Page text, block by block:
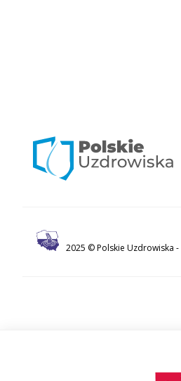
2025 © Polskie Uzdrowiska -